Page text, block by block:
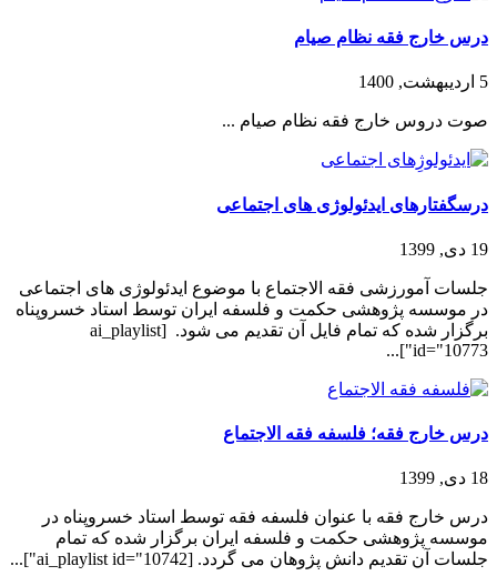
درس خارج فقه نظام صیام
5 اردیبهشت, 1400
صوت دروس خارج فقه نظام صیام ...
درسگفتارهای ایدئولوژی های اجتماعی
19 دی, 1399
جلسات آمورزشی فقه الاجتماع با موضوع ایدئولوژی های اجتماعی
در موسسه پژوهشی حکمت و فلسفه ایران توسط استاد خسروپناه
برگزار شده که تمام فایل آن تقدیم می شود. [ai_playlist
id="10773"]...
درس خارج فقه؛ فلسفه فقه الاجتماع
18 دی, 1399
درس خارج فقه با عنوان فلسفه فقه توسط استاد خسروپناه در
موسسه پژوهشی حکمت و فلسفه ایران برگزار شده که تمام
جلسات آن تقدیم دانش پژوهان می گردد. [ai_playlist id="10742"]...